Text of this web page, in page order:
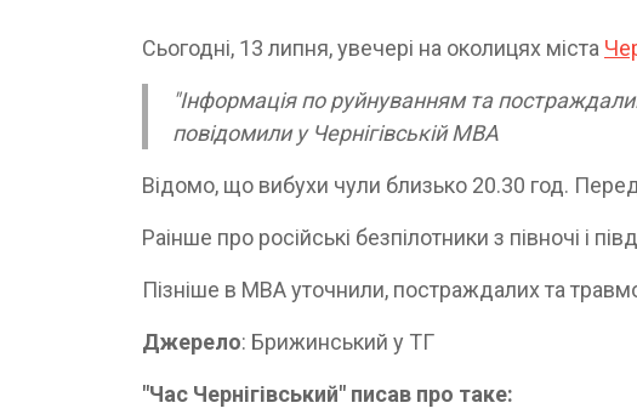
Сьогодні, 13 липня, увечері на околицях міста
"Інформація по руйнуванням та
повідомили у Чернігівській МВА
Відомо, що вибухи чули близько 20.30 год.
Раінше про російські безпілотники з півночі і
Пізніше в МВА уточнили, постраждалих та
Джерело: Брижинський у ТГ
"Час Чернігівський" писав про таке: